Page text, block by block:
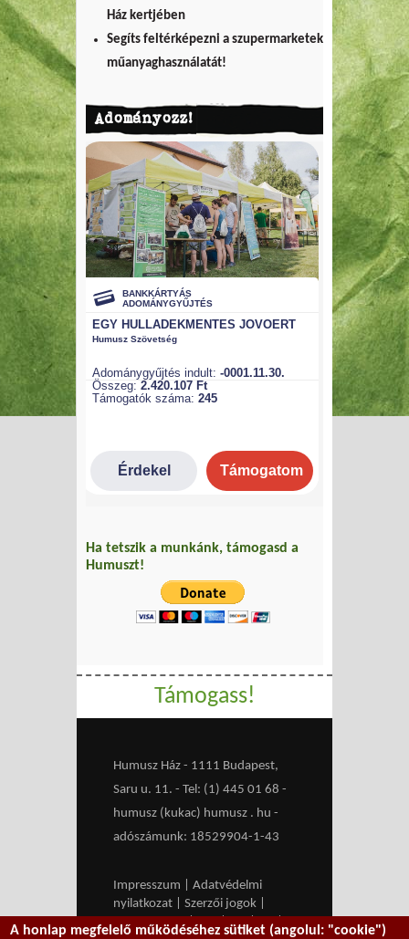
Ház kertjében
Segíts feltérképezni a szupermarketek
műanyaghasználatát!
Adományozz!
Ha tetszik a munkánk, támogasd a
Humuszt!
Támogass!
Humusz Ház - 1111 Budapest,
Saru u. 11. - Tel: (1) 445 01 68 -
humusz (kukac) humusz . hu -
adószámunk: 18529904-1-43
Impresszum
Adatvédelmi
nyilatkozat
Szerzői jogok
Médiaajánlat
RSS HU| EN
A honlap megfelelő működéséhez sütiket (angolul: "cookie")